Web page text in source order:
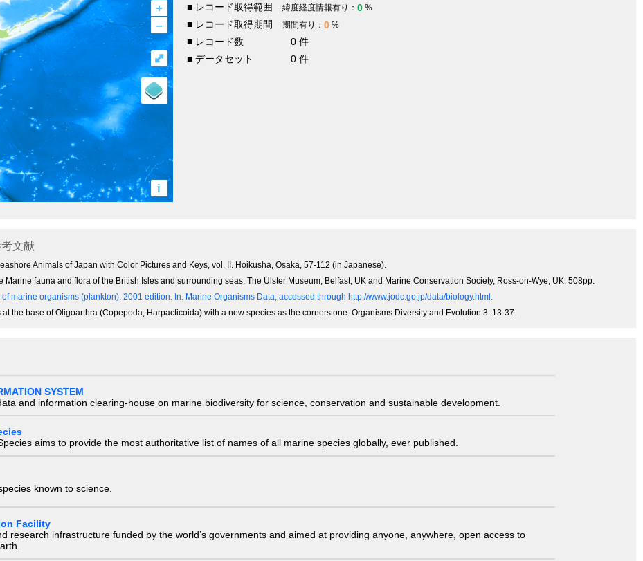
+
–
i
⤢
■ レコード取得範囲 緯度経度情報有り： 0 %
■ レコード取得期間 期間有り： 0 %
■ レコード数
0 件
■ データセット
0 件
文献
Animals of Japan with Color Pictures and Keys, vol. II. Hoikusha, Osaka, 57-112 (in Japanese).
fauna and flora of the British Isles and surrounding seas. The Ulster Museum, Belfast, UK and Marine Conservation Society, Ross-on-Wye, UK. 508pp.
marine organisms (plankton). 2001 edition. In: Marine Organisms Data, accessed through http://www.jodc.go.jp/data/biology.html.
the base of Oligoarthra (Copepoda, Harpacticoida) with a new species as the cornerstone. Organisms Diversity and Evolution 3: 13-37.
SYSTEM
and information clearing-house on marine biodiversity for science, conservation and sustainable development.
aims to provide the most authoritative list of names of all marine species globally, ever published.
known to science.
Facility
research infrastructure funded by the world’s governments and aimed at providing anyone, anywhere, open access to